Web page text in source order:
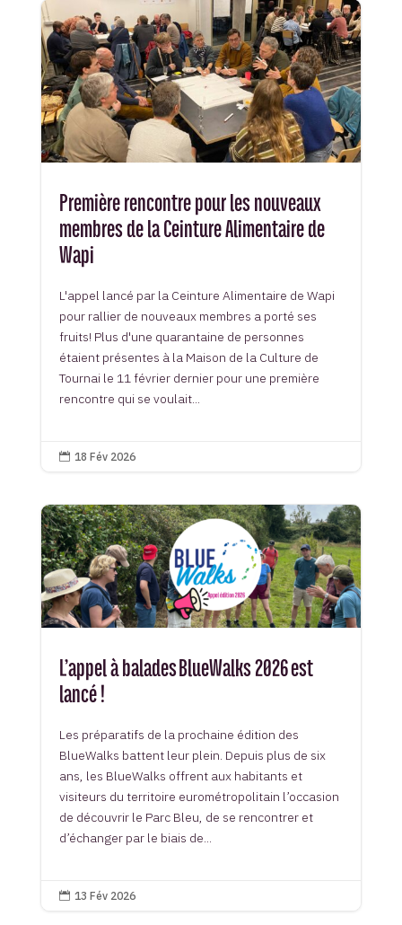
Première rencontre pour les nouveaux
membres de la Ceinture Alimentaire de
Wapi
L'appel lancé par la Ceinture Alimentaire de Wapi
pour rallier de nouveaux membres a porté ses
fruits! Plus d'une quarantaine de personnes
étaient présentes à la Maison de la Culture de
Tournai le 11 février dernier pour une première
rencontre qui se voulait...
 18 Fév 2026
L’appel à balades BlueWalks 2026 est
lancé !
Les préparatifs de la prochaine édition des
BlueWalks battent leur plein. Depuis plus de six
ans, les BlueWalks offrent aux habitants et
visiteurs du territoire eurométropolitain l’occasion
de découvrir le Parc Bleu, de se rencontrer et
d’échanger par le biais de...
 13 Fév 2026